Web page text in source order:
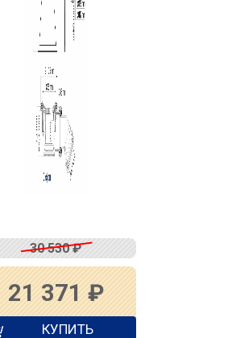
30 530₽
21 371 ₽
КУПИТЬ